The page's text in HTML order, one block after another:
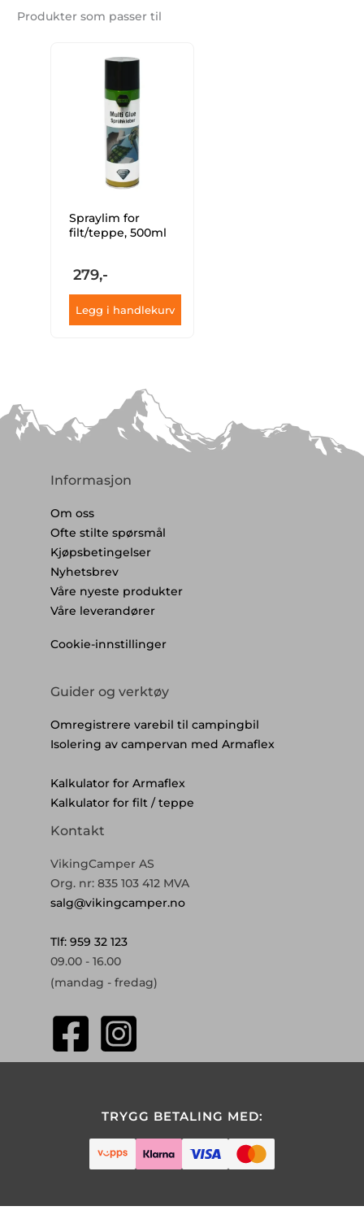
Produkter som passer til
Spraylim for
filt/teppe, 500ml
279,-
Legg i handlekurv
Informasjon
Om oss
Ofte stilte spørsmål
Kjøpsbetingelser
Nyhetsbrev
Våre nyeste produkter
Våre leverandører
Cookie-innstillinger
Guider og verktøy
Omregistrere varebil til campingbil
Isolering av campervan med Armaflex
Kalkulator for Armaflex
Kalkulator for filt / teppe
Kontakt
VikingCamper AS
Org. nr: 835 103 412 MVA
salg@vikingcamper.no
Tlf: 959 32 123
09.00 - 16.00
(mandag - fredag)
TRYGG BETALING MED: